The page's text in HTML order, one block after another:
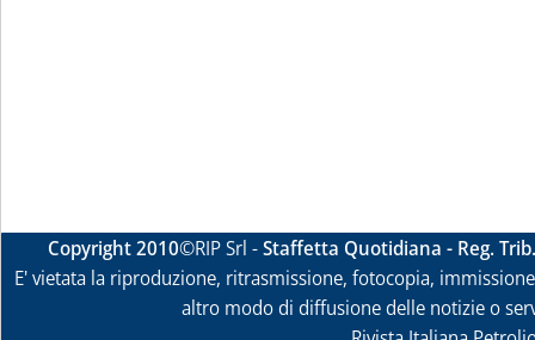
Copyright 2010©RIP Srl -Staffetta Quotidiana - Reg.
E' vietata la riproduzione, ritrasmissione, fotocopia,
altro modo di diffusione delle notizie o